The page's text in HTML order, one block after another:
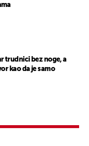
trudnici bez noge, a
kao da je samo